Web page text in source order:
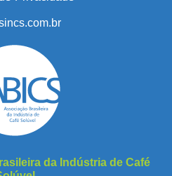
da Indústria de Café